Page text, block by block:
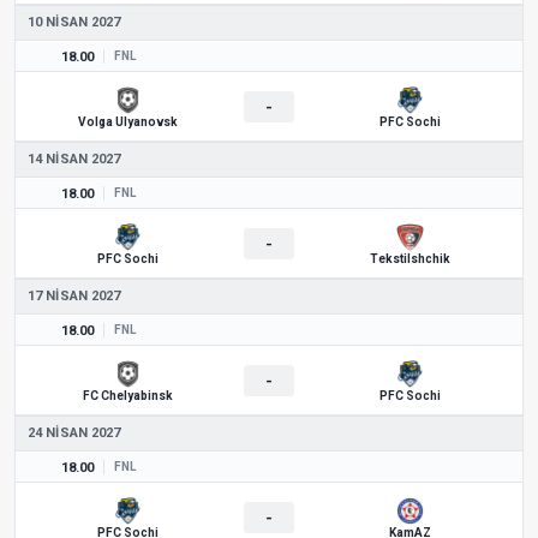
10 NISAN 2027
18.00 FNL
Volga Ulyanovsk
-
PFC Sochi
14 NISAN 2027
18.00 FNL
PFC Sochi
-
Tekstilshchik
17 NISAN 2027
18.00 FNL
FC Chelyabinsk
-
PFC Sochi
24 NISAN 2027
18.00 FNL
PFC Sochi
-
KamAZ